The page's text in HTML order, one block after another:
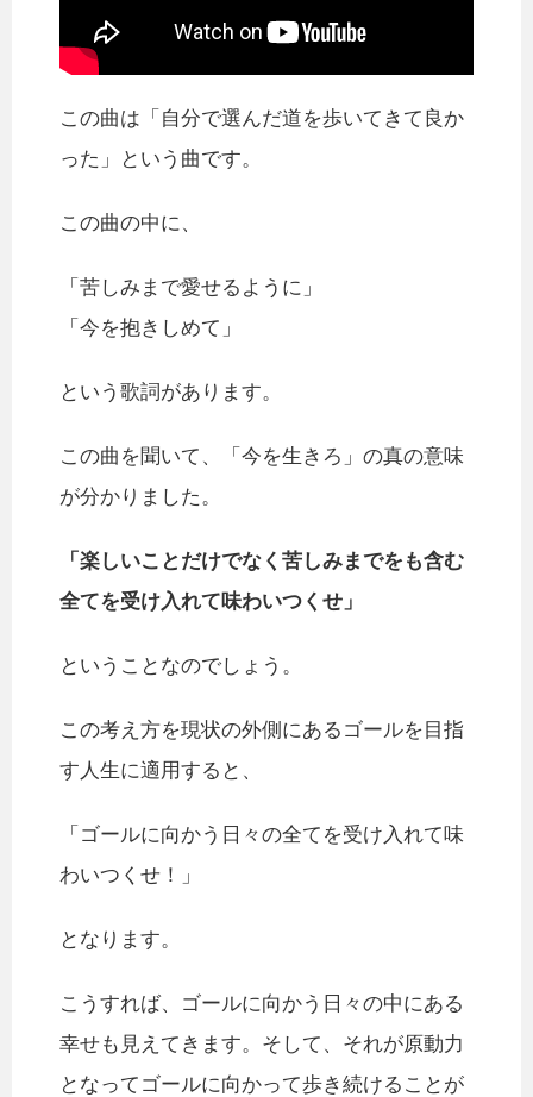
この曲は「自分で選んだ道を歩いてきて良か
った」という曲です。
この曲の中に、
「苦しみまで愛せるように」
「今を抱きしめて」
という歌詞があります。
この曲を聞いて、「今を生きろ」の真の意味
が分かりました。
「楽しいことだけでなく苦しみまでをも含む
全てを受け入れて味わいつくせ」
ということなのでしょう。
この考え方を現状の外側にあるゴールを目指
す人生に適用すると、
「ゴールに向かう日々の全てを受け入れて味
わいつくせ！」
となります。
こうすれば、ゴールに向かう日々の中にある
幸せも見えてきます。そして、それが原動力
となってゴールに向かって歩き続けることが